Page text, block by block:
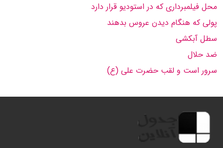
محل فیلمبرداری كه در استودیو قرار دارد
پولی كه هنگام دیدن عروس بدهند
سطل آبكشی
ضد حلال
سرور است و لقب حضرت علی (ع)